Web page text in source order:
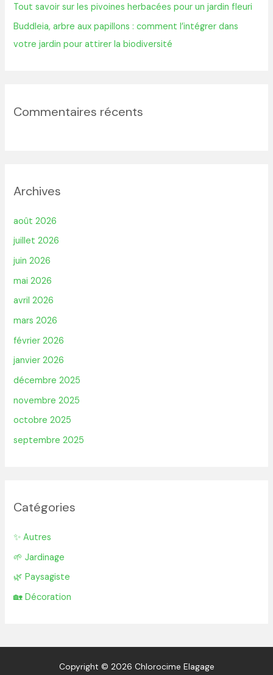
Tout savoir sur les pivoines herbacées pour un jardin fleuri
Buddleia, arbre aux papillons : comment l’intégrer dans
votre jardin pour attirer la biodiversité
Commentaires récents
Archives
août 2026
juillet 2026
juin 2026
mai 2026
avril 2026
mars 2026
février 2026
janvier 2026
décembre 2025
novembre 2025
octobre 2025
septembre 2025
Catégories
✨ Autres
🌱 Jardinage
🌿 Paysagiste
🏡 Décoration
Copyright © 2026 Chlorocime Elagage